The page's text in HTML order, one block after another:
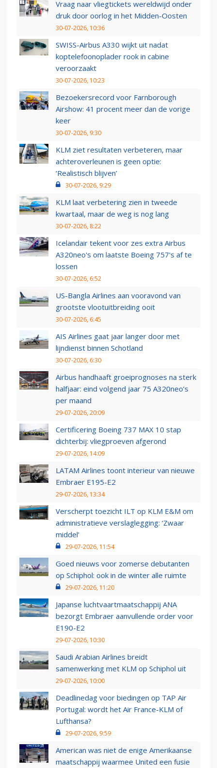
Vraag naar vliegtickets wereldwijd onder
druk door oorlog in het Midden-Oosten
30-07-2026, 10:36
SWISS-Airbus A330 wijkt uit nadat
koptelefoonoplader rook in cabine
veroorzaakt
30-07-2026, 10:23
Bezoekersrecord voor Farnborough
Airshow: 41 procent meer dan de vorige
keer
30-07-2026, 9:30
KLM ziet resultaten verbeteren, maar
achteroverleunen is geen optie:
‘Realistisch blijven’
30-07-2026, 9:29
KLM laat verbetering zien in tweede
kwartaal, maar de weg is nog lang
30-07-2026, 8:22
Icelandair tekent voor zes extra Airbus
A320neo's om laatste Boeing 757's af te
lossen
30-07-2026, 6:52
US-Bangla Airlines aan vooravond van
grootste vlootuitbreiding ooit
30-07-2026, 6:45
AIS Airlines gaat jaar langer door met
lijndienst binnen Schotland
30-07-2026, 6:30
Airbus handhaaft groeiprognoses na sterk
halfjaar: eind volgend jaar 75 A320neo’s
per maand
29-07-2026, 20:09
Certificering Boeing 737 MAX 10 stap
dichterbij: vliegproeven afgerond
29-07-2026, 14:09
LATAM Airlines toont interieur van nieuwe
Embraer E195-E2
29-07-2026, 13:34
Verscherpt toezicht ILT op KLM E&M om
administratieve verslaglegging: ‘Zwaar
middel’
29-07-2026, 11:54
Goed nieuws voor zomerse debutanten
op Schiphol: ook in de winter alle ruimte
29-07-2026, 11:20
Japanse luchtvaartmaatschappij ANA
bezorgt Embraer aanvullende order voor
E190-E2
29-07-2026, 10:30
Saudi Arabian Airlines breidt
samenwerking met KLM op Schiphol uit
29-07-2026, 10:00
Deadlinedag voor biedingen op TAP Air
Portugal: wordt het Air France-KLM of
Lufthansa?
29-07-2026, 9:59
American was niet de enige Amerikaanse
maatschappij waarmee United een fusie